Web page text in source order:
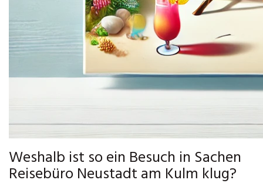
Weshalb ist so ein Besuch in Sachen
Reisebüro Neustadt am Kulm klug?